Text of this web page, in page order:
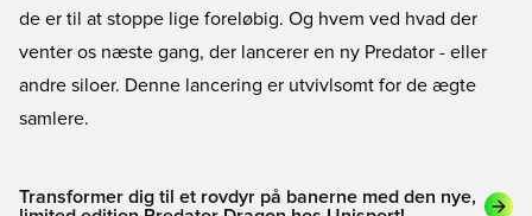
de er til at stoppe lige foreløbig. Og hvem ved hvad der
venter os næste gang, der lancerer en ny Predator - eller
andre siloer. Denne lancering er utvivlsomt for de ægte
samlere.
Transformer dig til et rovdyr på banerne med den nye,